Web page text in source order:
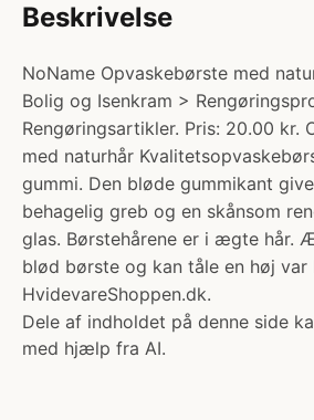
Beskrivelse
NoName Opvaskebørste med
Bolig og Isenkram >
Rengøringsartikler. Pris: 20.00 kr.
med naturhår
gummi. Den bløde gummikant
behagelig greb og en skånsom
glas. Børstehårene er i ægte hår.
blød børste og kan tåle en høj var
HvidevareShoppen.dk.
Dele af indholdet på denne side
med hjælp fra AI.